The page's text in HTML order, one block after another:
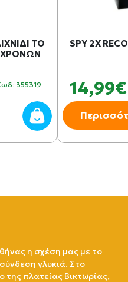
ΤΟ
ΧΡΟΝΩΝ
355319
SPY 2X
14,99€
η σχέση μας με το
σύνδεση γλυκιά. Στο
της πλατείας Βικτωρίας,